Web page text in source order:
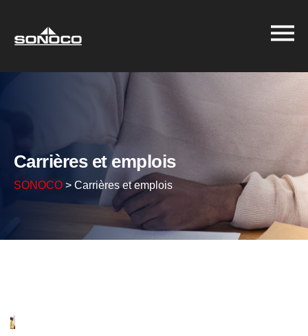
Carrières et emplois
SONOCO > Carrières et emplois